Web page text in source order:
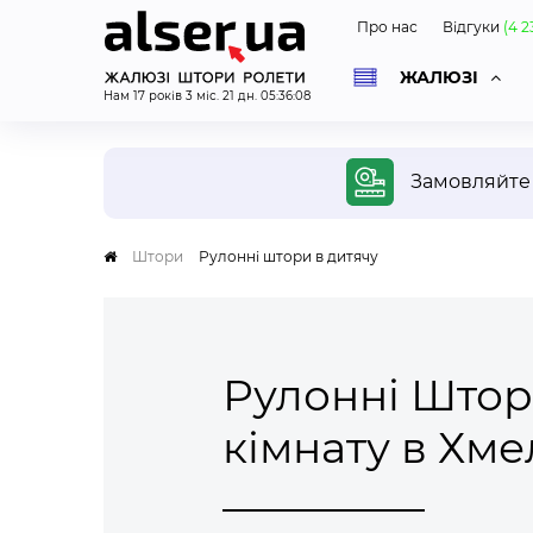
Нам 17 років 3 міс. 21 дн. 05:36:09
Про нас Відгуки (4
ЖАЛЮЗІ
Замовляйте
Штори Рулонні штори в дитячу
Рулонні
кімнату в
вашу